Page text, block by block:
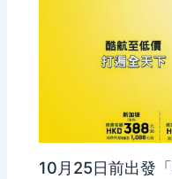
10月25日前出發